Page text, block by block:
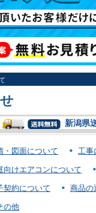
新潟県
・図面について 工事
向けエアコンについて
契約について 商品の
の他